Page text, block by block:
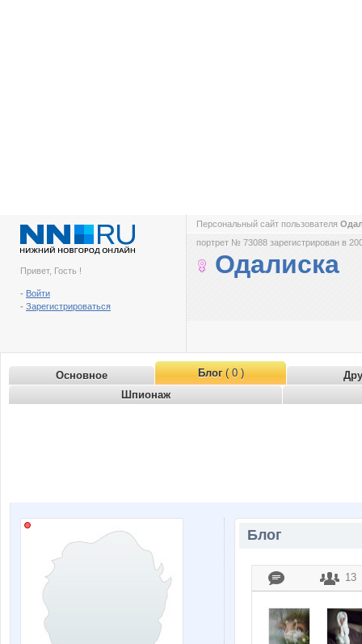
Привет, Гость !
- Войти
- Зарегистрироваться
Персональный сайт пользователя
портрет № 73088 зарегистрирован в
Одалиска
Основное Блог( 0 )
Шпионаж
Блог
13